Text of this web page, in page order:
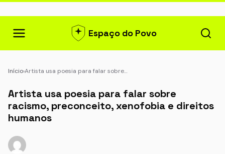
Espaço do Povo
Início›Artista usa poesia para falar sobre…
Artista usa poesia para falar sobre
racismo, preconceito, xenofobia e direitos
humanos